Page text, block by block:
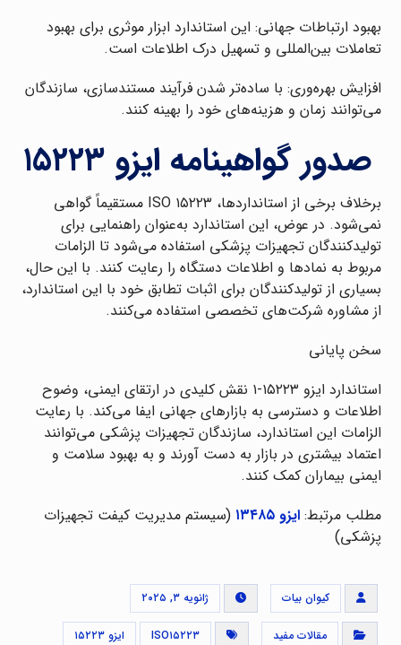
بهبود ارتباطات جهانی: این استاندارد ابزار موثری برای بهبود
تعاملات بین‌المللی و تسهیل درک اطلاعات است.
افزایش بهره‌وری: با ساده‌تر شدن فرآیند مستندسازی، سازندگان
می‌توانند زمان و هزینه‌های خود را بهینه کنند.
صدور گواهینامه ایزو ۱۵۲۲۳
برخلاف برخی از استانداردها، ISO ۱۵۲۲۳ مستقیماً گواهی
نمی‌شود. در عوض، این استاندارد به‌عنوان راهنمایی برای
تولیدکنندگان تجهیزات پزشکی استفاده می‌شود تا الزامات
مربوط به نمادها و اطلاعات دستگاه را رعایت کنند. با این حال،
بسیاری از تولیدکنندگان برای اثبات تطابق خود با این استاندارد،
از مشاوره شرکت‌های تخصصی استفاده می‌کنند.
سخن پایانی
استاندارد ایزو ۱۵۲۲۳-۱ نقش کلیدی در ارتقای ایمنی، وضوح
اطلاعات و دسترسی به بازارهای جهانی ایفا می‌کند. با رعایت
الزامات این استاندارد، سازندگان تجهیزات پزشکی می‌توانند
اعتماد بیشتری در بازار به دست آورند و به بهبود سلامت و
ایمنی بیماران کمک کنند.
مطلب مرتبط:ایزو ۱۳۴۸۵
(سیستم مدیریت کیفت تجهیزات
پزشکی)
کیوان بیات ژانویه ۳, ۲۰۲۵
مقالات مفید ISO۱۵۲۲۳ ایزو ۱۵۲۲۳